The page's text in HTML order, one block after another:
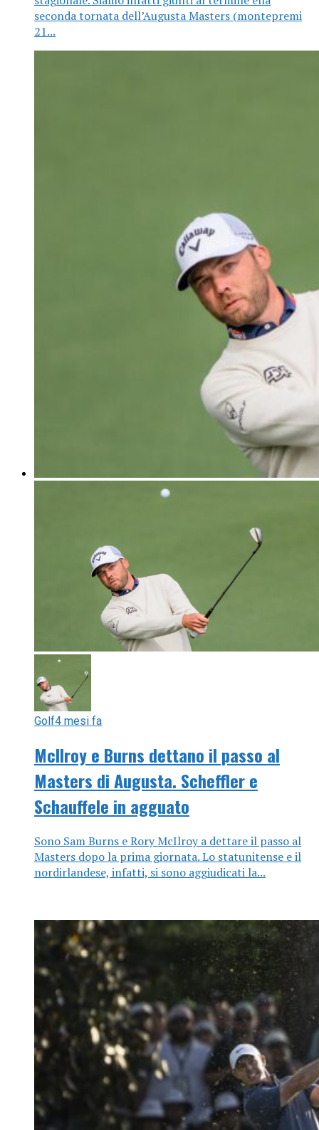
seconda tornata dell’Augusta Masters (montepremi
21...
Golf4 mesi fa
McIlroy e Burns dettano il passo al
Masters di Augusta. Scheffler e
Schauffele in agguato
Sono Sam Burns e Rory McIlroy a dettare il passo al
Masters dopo la prima giornata. Lo statunitense e il
nordirlandese, infatti, si sono aggiudicati la...